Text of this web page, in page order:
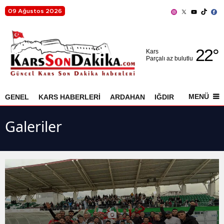
09 Ağustos 2026
Kars
Parçalı az bulutlu 22°
Adıyaman
Ağrı
Antalya
Artvin
Aydın
Balıkesir
GENEL KARS HABERLERİ ARDAHAN IĞDIR AKYAKA
MENÜ
Galeriler